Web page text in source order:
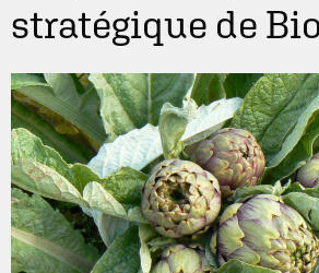
stratégique de